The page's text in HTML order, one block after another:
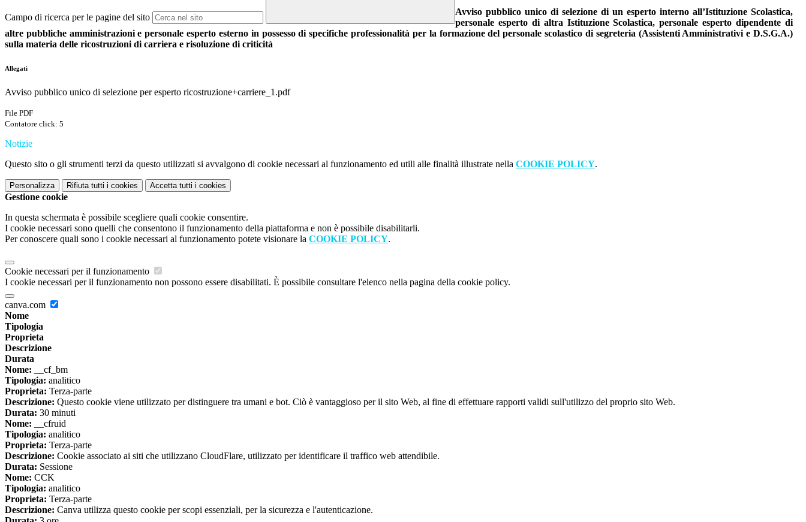
Campo di ricerca per le pagine del sito
Avviso pubblico unico di selezione di un esperto interno all’Istituzione Scolastica,
personale esperto di altra Istituzione Scolastica, personale esperto dipendente di
altre pubbliche amministrazioni e personale esperto esterno in possesso di specifiche professionalità per la formazione del personale scolastico di segreteria (Assistenti Amministrativi e D.S.G.A.)
sulla materia delle ricostruzioni di carriera e risoluzione di criticità
Allegati
Avviso pubblico unico di selezione per esperto ricostruzione+carriere_1.pdf
File PDF
Contatore click: 5
Notizie
Questo sito o gli strumenti terzi da questo utilizzati si avvalgono di cookie necessari al funzionamento ed utili alle finalità illustrate nella COOKIE POLICY.
Personalizza Rifiuta tutti i cookies Accetta tutti i cookies
Gestione cookie
In questa schermata è possibile scegliere quali cookie consentire.
I cookie necessari sono quelli che consentono il funzionamento della piattaforma e non è possibile disabilitarli.
Per conoscere quali sono i cookie necessari al funzionamento potete visionare la COOKIE POLICY.
Cookie necessari per il funzionamento
I cookie necessari per il funzionamento non possono essere disabilitati. È possibile consultare l'elenco nella pagina della cookie policy.
canva.com
Nome
Tipologia
Proprieta
Descrizione
Durata
Nome: __cf_bm
Tipologia: analitico
Proprieta: Terza-parte
Descrizione: Questo cookie viene utilizzato per distinguere tra umani e bot. Ciò è vantaggioso per il sito Web, al fine di effettuare rapporti validi sull'utilizzo del proprio sito Web.
Durata: 30 minuti
Nome: __cfruid
Tipologia: analitico
Proprieta: Terza-parte
Descrizione: Cookie associato ai siti che utilizzano CloudFlare, utilizzato per identificare il traffico web attendibile.
Durata: Sessione
Nome: CCK
Tipologia: analitico
Proprieta: Terza-parte
Descrizione: Canva utilizza questo cookie per scopi essenziali, per la sicurezza e l'autenticazione.